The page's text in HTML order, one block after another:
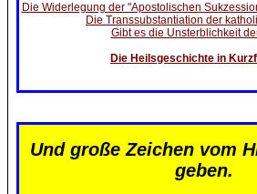
Die Widerlegung der "Apostolischen
Die Transsubstantiation der
Gibt es die Unsterblichkeit
Die Heilsgeschichte in
Und große Zeichen vom
geben.